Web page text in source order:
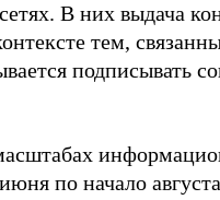
В них выдача
тем,
подписывать
по начало